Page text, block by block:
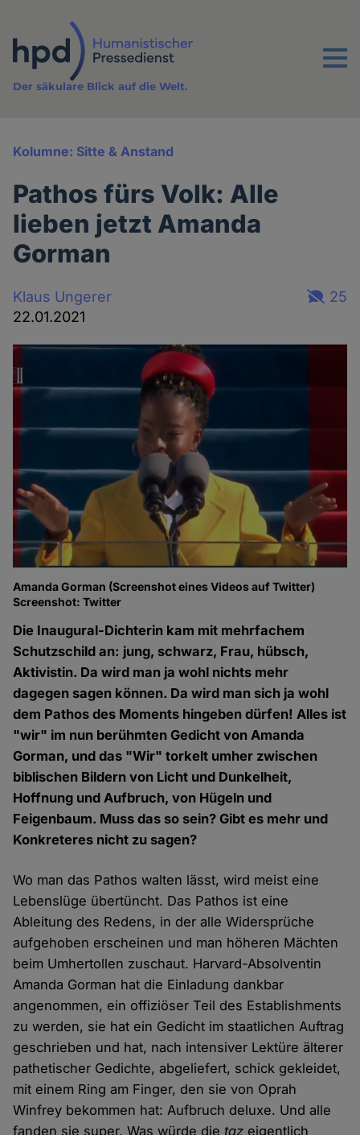
Inhalt
Menu
Der säkulare Blick auf die Welt.
Kolumne: Sitte & Anstand
Pathos fürs Volk: Alle
lieben jetzt Amanda
Gorman
Klaus Ungerer
22.01.2021
25
Amanda Gorman (Screenshot eines Videos auf Twitter)
Screenshot: Twitter
Die Inaugural-Dichterin kam mit mehrfachem
Schutzschild an: jung, schwarz, Frau, hübsch,
Aktivistin. Da wird man ja wohl nichts mehr
dagegen sagen können. Da wird man sich ja wohl
dem Pathos des Moments hingeben dürfen! Alles ist
"wir" im nun berühmten Gedicht von Amanda
Gorman, und das "Wir" torkelt umher zwischen
biblischen Bildern von Licht und Dunkelheit,
Hoffnung und Aufbruch, von Hügeln und
Feigenbaum. Muss das so sein? Gibt es mehr und
Konkreteres nicht zu sagen?
Wo man das Pathos walten lässt, wird meist eine
Lebenslüge übertüncht. Das Pathos ist eine
Ableitung des Redens, in der alle Widersprüche
aufgehoben erscheinen und man höheren Mächten
beim Umhertollen zuschaut. Harvard-Absolventin
Amanda Gorman hat die Einladung dankbar
angenommen, ein offiziöser Teil des Establishments
zu werden, sie hat ein Gedicht im staatlichen Auftrag
geschrieben und hat, nach intensiver Lektüre älterer
pathetischer Gedichte, abgeliefert, schick gekleidet,
mit einem Ring am Finger, den sie von Oprah
Winfrey bekommen hat: Aufbruch deluxe. Und alle
fanden sie super. Was würde die taz eigentlich